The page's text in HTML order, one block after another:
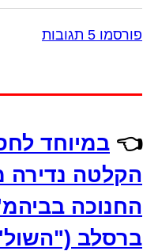
פורסמו 5 תגובות
👈 במיוחד
הקלטה נדירה
החנוכה
ברסלב